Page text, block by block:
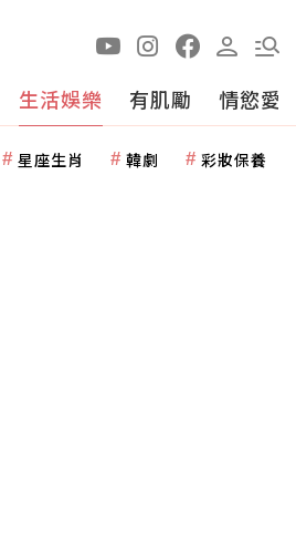
生活娛樂 有肌勵 情慾愛
星座生肖 韓劇 彩妝保養